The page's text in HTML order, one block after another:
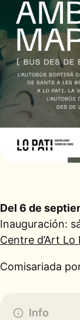
Del 6 de
Inauguración:
Centre d’Art Lo
Comisariada
Info